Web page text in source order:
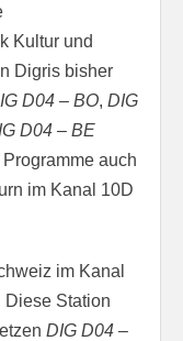
Kultur und
Digris bisher
D04 – BO, DIG
D04 – BE
auch
im Kanal 10D
im Kanal
Diese Station
DIG D04 –